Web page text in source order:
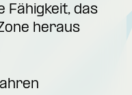
Fähigkeit, das
heraus